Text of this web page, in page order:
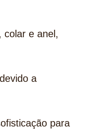
colar e anel,
a
para